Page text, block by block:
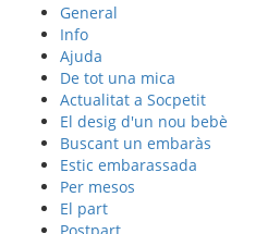
General
Info
Ajuda
De tot una mica
Actualitat a Socpetit
El desig d'un nou bebè
Buscant un embaràs
Estic embarassada
Per mesos
El part
Postpart